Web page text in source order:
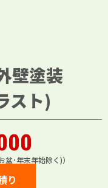
壁塗装
スト)
･年末年始除く)）
り